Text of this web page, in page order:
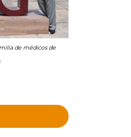
de médicos de